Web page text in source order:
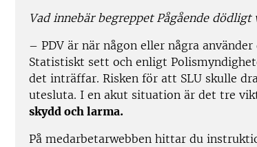
Vad innebär begreppet Pågående dödligt
– PDV är när någon eller några
Statistiskt sett och enligt
det inträffar. Risken för att SLU skulle
utesluta. I en akut situation är det tre
skydd och larma.
På medarbetarwebben hittar du